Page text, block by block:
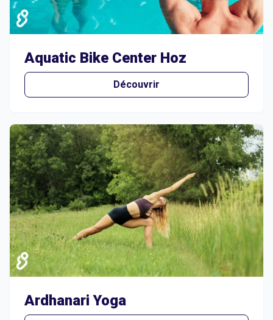
Aquatic Bike Center Hoz
Découvrir
Ardhanari Yoga